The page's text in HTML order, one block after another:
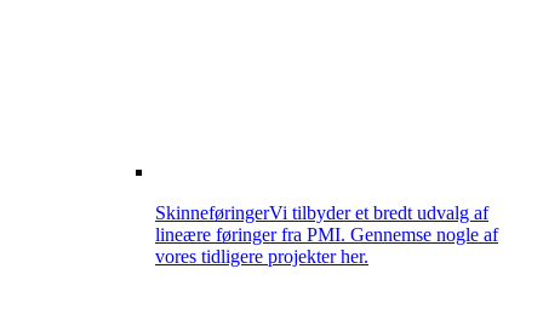
SkinneføringerVi tilbyder et bredt udvalg af
lineære føringer fra PMI. Gennemse nogle af
vores tidligere projekter her.